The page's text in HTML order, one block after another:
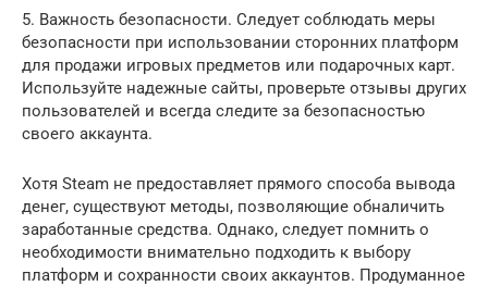
5. Важность безопасности. Следует соблюдать меры
безопасности при использовании сторонних платформ
для продажи игровых предметов или подарочных карт.
Используйте надежные сайты, проверьте отзывы других
пользователей и всегда следите за безопасностью
своего аккаунта.
Хотя Steam не предоставляет прямого способа вывода
денег, существуют методы, позволяющие обналичить
заработанные средства. Однако, следует помнить о
необходимости внимательно подходить к выбору
платформ и сохранности своих аккаунтов. Продуманное